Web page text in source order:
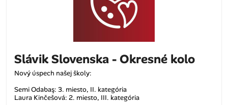
Slávik Slovenska - Okresné kolo
Nový úspech našej školy:
Semi Odabaş: 3. miesto, II. kategória
Laura Kinčešová: 2. miesto, III. kategória